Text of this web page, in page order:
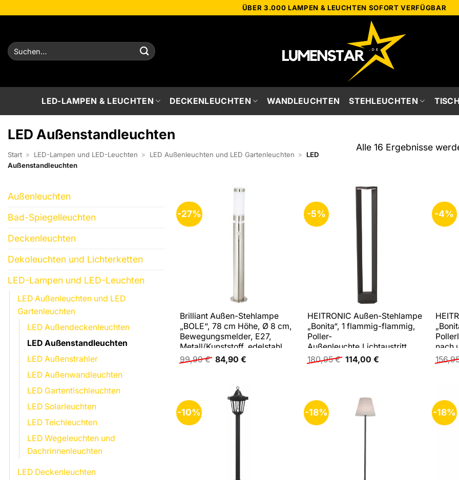
ÜBER 3.000 LAMPEN & LEUCHTEN SOFORT VERFÜGBAR
Suchen
nach:
LED-LAMPEN & LEUCHTEN DECKENLEUCHTEN WANDLEUCHTEN STEHLEUCHTEN
LED Außenstandleuchten
Start » LED-Lampen und LED-Leuchten » LED Außenleuchten und LED Gartenleuchten » LED
Außenstandleuchten
Alle 16 Ergebnisse
Außenleuchten
Bad-Spiegelleuchten
Deckenleuchten
Dekoleuchten und Lichterketten
LED-Lampen und LED-Leuchten
LED Außenleuchten und LED
Gartenleuchten
LED Außendeckenleuchten
LED Außenstandleuchten
LED Außenstrahler
LED Außenwandleuchten
LED Gartentischleuchten
LED Solarleuchten
LED Teichleuchten
LED Wegeleuchten und
Dachrinnenleuchten
LED Deckenleuchten
-27%
Brilliant Außen-Stehlampe
„BOLE“, 78 cm Höhe, Ø 8 cm,
Bewegungsmelder, E27,
Metall/Kunststoff, edelstahl
99,99€ Ursprünglicher
Preis
84,90 €Aktueller
-5%
HEITRONIC Außen-Stehlampe
„Bonita“, 1 flammig-flammig,
Poller-
Außenleuchte,Lichtaustritt
nach unten,hell 600 Lumen
180,95€ Ursprünglicher
Preis
114,00€
-4%
nach
-10% -18% -18%